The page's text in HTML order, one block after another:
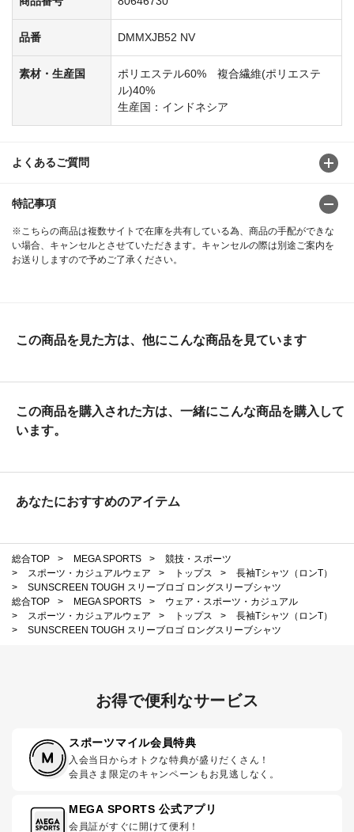
品番 DMMXJB52 NV
素材・生産国
ポリエステル60% 複合繊維(ポリエステ
ル)40%
生産国：インドネシア
よくあるご質問
特記事項
※こちらの商品は複数サイトで在庫を共有している為、商品の手配ができな
い場合、キャンセルとさせていただきます。キャンセルの際は別途ご案内を
お送りしますので予めご了承ください。
この商品を見た方は、他にこんな商品を見ています
この商品を購入された方は、一緒にこんな商品を購入して
います。
あなたにおすすめのアイテム
総合TOP > MEGA SPORTS >
競技・スポーツ
>
スポーツ・カジュアルウェア > トップス >
長袖Tシャツ（ロンT）
>
SUNSCREEN TOUGH スリーブロゴ ロングスリーブシャツ
総合TOP
> MEGA SPORTS >
ウェア・スポーツ・カジュアル
>
スポーツ・カジュアルウェア > トップス >
長袖Tシャツ（ロンT）
>
SUNSCREEN TOUGH スリーブロゴ ロングスリーブシャツ
お得で便利なサービス
スポーツマイル会員特典
入会当日からオトクな特典が盛りだくさん！
会員さま限定のキャンペーンもお見逃しなく。
MEGA SPORTS 公式アプリ
会員証がすぐに開けて便利！